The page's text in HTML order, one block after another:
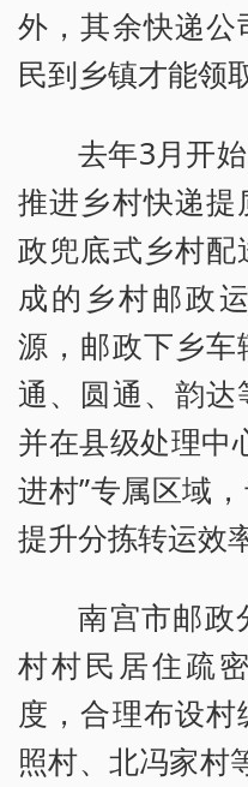
外，其余快递
民到乡镇才能领
去年3月开
推进乡村快递
政兜底式乡村
成的乡村邮政
源，邮政下乡车
通、圆通、韵达
并在县级处理中
进村”专属区域
提升分拣转运效率
南宫市邮政
村村民居住疏
度，合理布设
照村、北冯家村